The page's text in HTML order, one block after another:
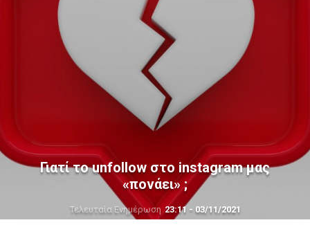
Γιατί τo unfollow στο instagram μας
«πονάει» ;
Τελευταία Ενημέρωση 23:11 - 03/11/2021